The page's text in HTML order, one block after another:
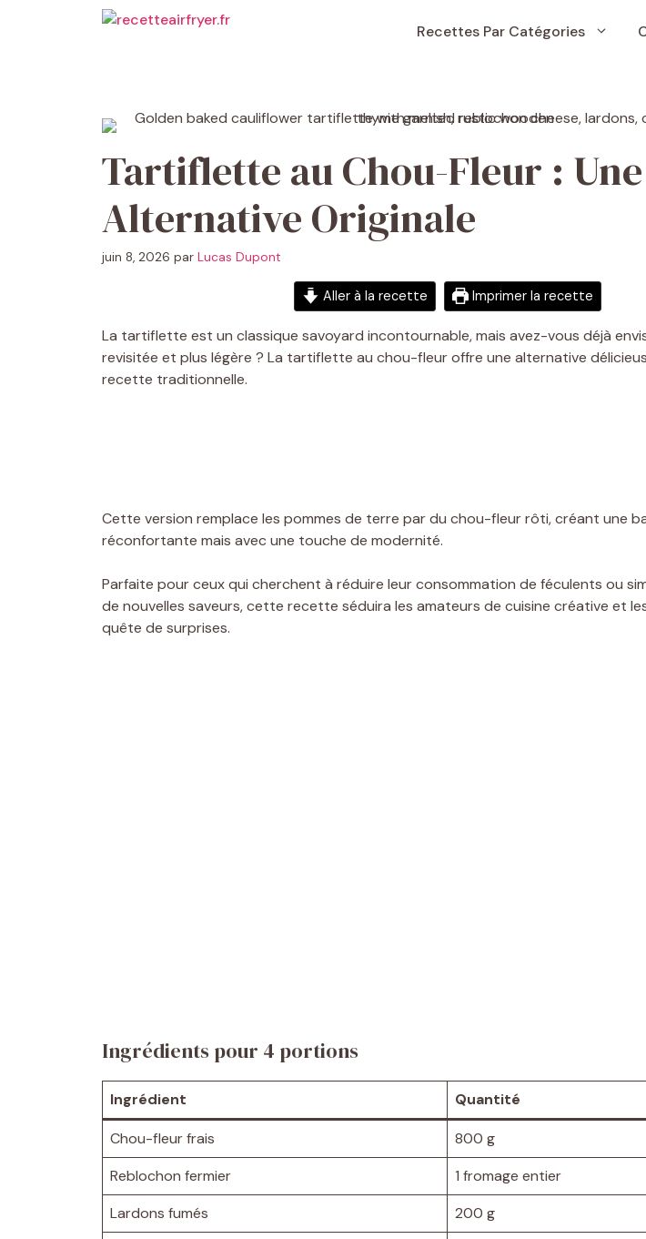
Recettes Par Catégories
Tartiflette au Chou-Fleur : Une
Alternative Originale
juin 8, 2026 par Lucas Dupont
Aller à la recette Imprimer la recette
La tartiflette est un classique savoyard incontournable, mais avez-vous déjà
revisitée et plus légère ? La tartiflette au chou-fleur offre une alternative
recette traditionnelle.
Cette version remplace les pommes de terre par du chou-fleur rôti, créant une
réconfortante mais avec une touche de modernité.
Parfaite pour ceux qui cherchent à réduire leur consommation de féculents ou
de nouvelles saveurs, cette recette séduira les amateurs de cuisine créative et
quête de surprises.
Ingrédients pour 4 portions
Ingrédient Quantité
Chou-fleur frais
800 g
Reblochon fermier
1 fromage entier
Lardons fumés
200 g